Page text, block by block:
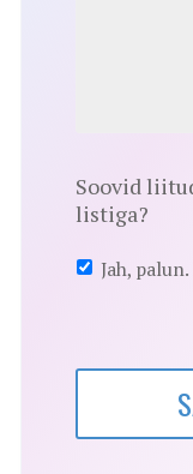
Soovid
listiga?
Jah,